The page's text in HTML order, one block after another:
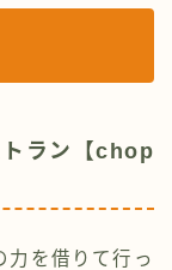
ラン【chop
を借りて行っ